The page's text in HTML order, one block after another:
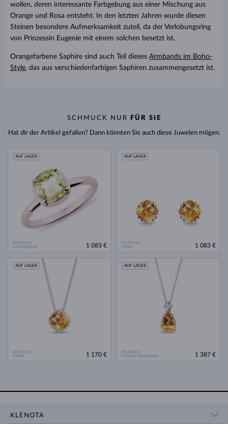
wollen, deren interessante Farbgebung aus einer Mischung aus
Orange und Rosa entsteht. In den letzten Jahren wurde diesen
Steinen besondere Aufmerksamkeit zuteil, da der Verlobungsring
von Prinzessin Eugenie mit einem solchen besetzt ist.
Orangefarbene Saphire sind auch Teil dieses Armbands im Boho-
Style, das aus verschiedenfarbigen Saphiren zusammengesetzt ist.
SCHMUCK NUR FÜR SIE
Hat dir der Artikel gefallen? Dann könnten Sie auch diese Juwelen mögen.
ROSÉGOLD
LEMONQUARZ
AUF LAGER
1 083 €
GELBGOLD
CITRIN
AUF LAGER
1 083 €
GELBGOLD
CITRIN
AUF LAGER
1 170 €
GELBGOLD
CITRIN & DIAMANTEN
AUF LAGER
1 387 €
KLENOTA